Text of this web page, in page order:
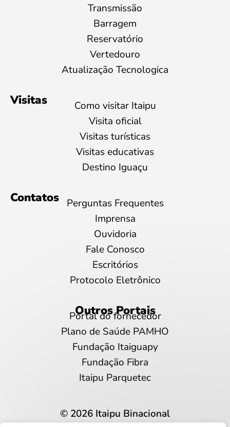
Transmissão
Barragem
Reservatório
Vertedouro
Atualização Tecnologica
Visitas
Como visitar Itaipu
Visita oficial
Visitas turísticas
Visitas educativas
Destino Iguaçu
Contatos
Perguntas Frequentes
Imprensa
Ouvidoria
Fale Conosco
Escritórios
Protocolo Eletrônico
Outros Portais
Portal do fornecedor
Plano de Saúde PAMHO
Fundação Itaiguapy
Fundação Fibra
Itaipu Parquetec
© 2026 Itaipu Binacional